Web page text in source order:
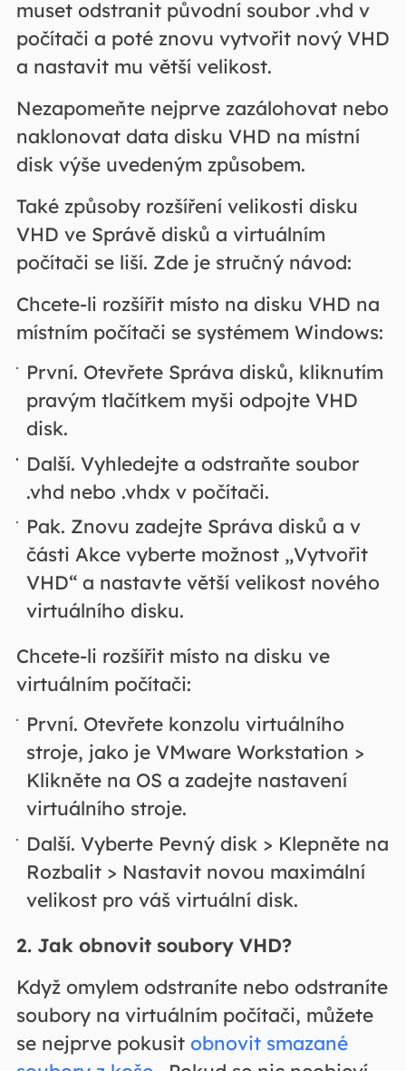
muset odstranit původní soubor .vhd v
počítači a poté znovu vytvořit nový VHD
a nastavit mu větší velikost.
Nezapomeňte nejprve zazálohovat nebo
naklonovat data disku VHD na místní
disk výše uvedeným způsobem.
Také způsoby rozšíření velikosti disku
VHD ve Správě disků a virtuálním
počítači se liší. Zde je stručný návod:
Chcete-li rozšířit místo na disku VHD na
místním počítači se systémem Windows:
První. Otevřete Správa disků, kliknutím
pravým tlačítkem myši odpojte VHD
disk.
Další. Vyhledejte a odstraňte soubor
.vhd nebo .vhdx v počítači.
Pak. Znovu zadejte Správa disků a v
části Akce vyberte možnost „Vytvořit
VHD“ a nastavte větší velikost nového
virtuálního disku.
Chcete-li rozšířit místo na disku ve
virtuálním počítači:
První. Otevřete konzolu virtuálního
stroje, jako je VMware Workstation >
Klikněte na OS a zadejte nastavení
virtuálního stroje.
Další. Vyberte Pevný disk > Klepněte na
Rozbalit > Nastavit novou maximální
velikost pro váš virtuální disk.
2. Jak obnovit soubory VHD?
Když omylem odstraníte nebo odstraníte
soubory na virtuálním počítači, můžete
se nejprve pokusit obnovit smazané